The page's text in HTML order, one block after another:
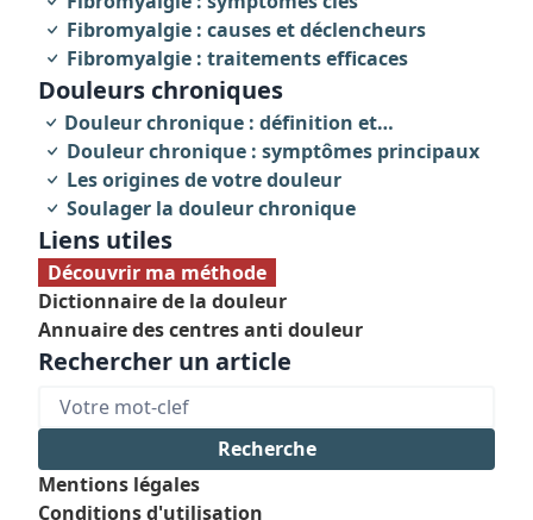
Douleurs chroniques
Douleur chronique : définition et
caractéristiques
Douleur chronique : symptômes principaux
Les origines de votre douleur
Soulager la douleur chronique
Fibromyalgie : causes et déclencheurs
Fibromyalgie : traitements efficaces
Rechercher un article
Liens utiles
Découvrir ma méthode
Dictionnaire de la douleur
Annuaire des centres anti douleur
Mentions légales
Conditions d'utilisation